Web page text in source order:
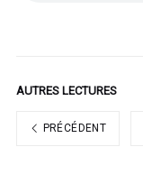
AUTRES LECTURES
PRÉCÉDENT